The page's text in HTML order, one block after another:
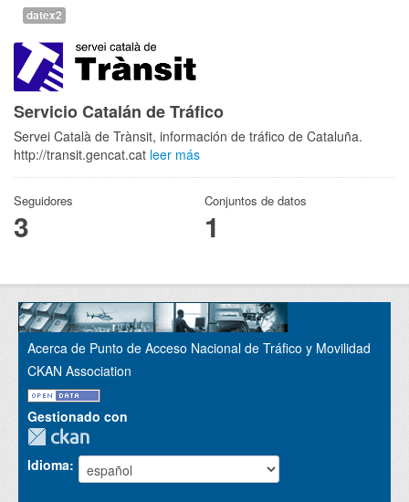
datex2
Servicio Catalán de Tráfico
Servei Català de Trànsit, información de tráfico de Cataluña.
http://transit.gencat.cat leer más
Seguidores
3
Conjuntos de datos
1
Acerca de Punto de Acceso Nacional de Tráfico y Movilidad
CKAN Association
Gestionado con
Idioma